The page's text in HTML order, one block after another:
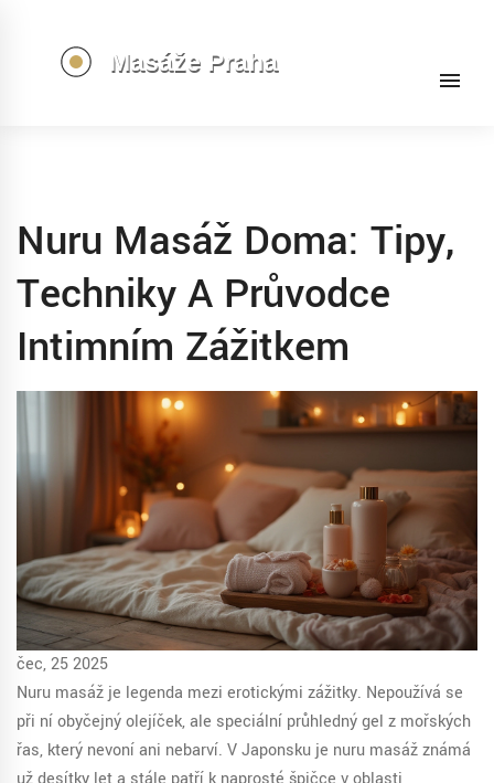
Nuru Masáž Doma: Tipy,
Techniky A Průvodce
Intimním Zážitkem
čec, 25 2025
Nuru masáž je legenda mezi erotickými zážitky. Nepoužívá se
při ní obyčejný olejíček, ale speciální průhledný gel z mořských
řas, který nevoní ani nebarví. V Japonsku je nuru masáž známá